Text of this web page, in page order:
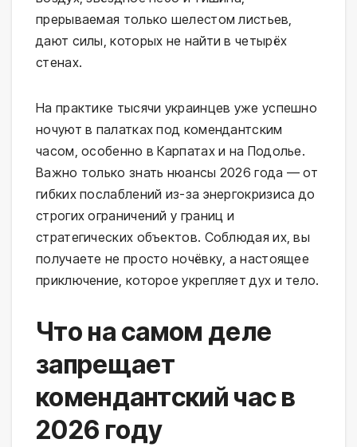
прерываемая только шелестом листьев,
дают силы, которых не найти в четырёх
стенах.
На практике тысячи украинцев уже успешно
ночуют в палатках под комендантским
часом, особенно в Карпатах и на Подолье.
Важно только знать нюансы 2026 года — от
гибких послаблений из-за энергокризиса до
строгих ограничений у границ и
стратегических объектов. Соблюдая их, вы
получаете не просто ночёвку, а настоящее
приключение, которое укрепляет дух и тело.
Что на самом деле
запрещает
комендантский час в
2026 году